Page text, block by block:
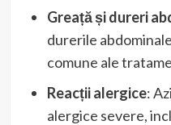
Greață și dureri
durerile
comune ale
Reacții alergice:
alergice severe,